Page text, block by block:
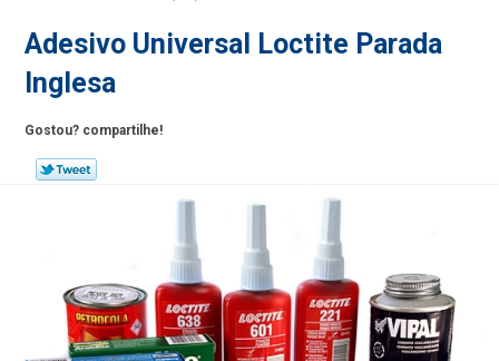
Adesivo Universal Loctite Parada
Inglesa
Gostou? compartilhe!